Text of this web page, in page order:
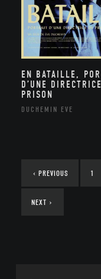
EN BATAILLE,
D’UNE
PRISON
DUCHEMIN EVE
‹ PREVIOUS 1
NEXT ›